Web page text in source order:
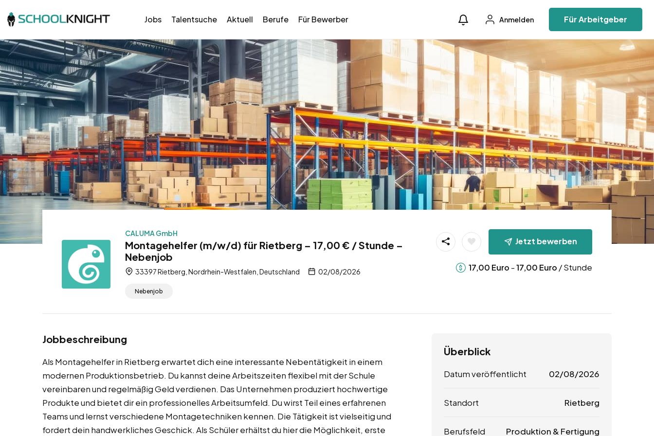
Jobs Talentsuche Aktuell Berufe Für Bewerber Anmelden Für Arbeitgeber
CALUMA GmbH
Montagehelfer (m/w/d) für Rietberg – 17,00 € / Stunde –
Nebenjob
33397 Rietberg, Nordrhein-Westfalen, Deutschland 02/08/2026
Nebenjob
Jetzt bewerben
17,00 Euro -17,00 Euro / Stunde
Jobbeschreibung
Als Montagehelfer in Rietberg erwartet dich eine interessante Nebentätigkeit in einem
modernen Produktionsbetrieb. Du kannst deine Arbeitszeiten flexibel mit der Schule
vereinbaren und regelmäßig Geld verdienen. Das Unternehmen produziert hochwertige
Produkte und bietet dir ein professionelles Arbeitsumfeld. Du wirst Teil eines erfahrenen
Teams und lernst verschiedene Montagetechniken kennen. Die Tätigkeit ist vielseitig und
fordert dein handwerkliches Geschick. Als Schüler erhältst du hier die Möglichkeit, erste
Überblick
Datum veröffentlicht 02/08/2026
Standort Rietberg
Berufsfeld Produktion & Fertigung